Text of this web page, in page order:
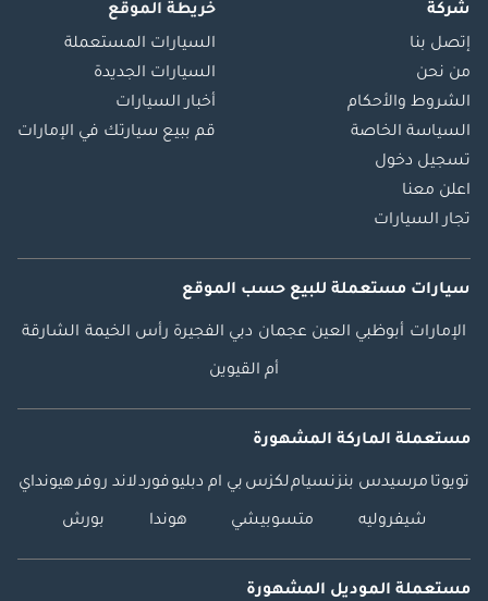
شركة
إتصل بنا
من نحن
الشروط والأحكام
السياسة الخاصة
تسجيل دخول
اعلن معنا
تجار السيارات
خريطة الموقع
السيارات المستعملة
السيارات الجديدة
أخبار السيارات
قم ببيع سيارتك في الإمارات
سيارات مستعملة للبيع حسب الموقع
الإمارات أبوظبي العين عجمان دبي الفجيرة رأس الخيمة الشارقة
أم القيوين
مستعملة الماركة المشهورة
تويوتا مرسيدس بنزنسياملكزس بي ام دبليوفوردلاند روفرهيونداي
شيفروليه متسوبيشي هوندا بورش
مستعملة الموديل المشهورة